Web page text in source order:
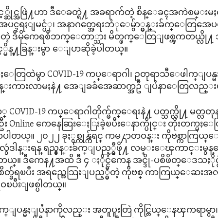
င့္ဆိုင္အဖြဲ႔ဟာ ဒီေခတ္ရဲ႔ အခရာက်တဲ့ စိန္ေခၚအကဲစမ္း
ၚရႈျမင္ပံု၊ အနာဂတ္အေရးဘံုေမွ်ာ္မွန္းခ်က္ေတြအေ
တဲ့ ဒီမိုကေရစီဘက္ေတာ္သား မိတ္ဖက္ေတြျဖစ္ၾကတယ္လို
မိန္႔ခြန္းမွာ ေျပာဆိုခဲ့ပါတယ္။
တြထဲမွာ COVID-19 ကပ္ေရာဂါ၊ ဥတုရာသီေဖါက္ျပန္မ
းကားလာမႈနဲ႔ အေျခခံအေဆာက္အဦ ျပႆနာေတြလည္းပ
19 ကပ္ေရာဂါတိုက္ဖ်က္ေရးနဲ႔ ပတ္သက္လို႔ မတ္လ
Online ကေနေဆြးေႏြးခဲ့ၿပီးေနာက္ပိုင္း တိုးတက္မႈ
တယ္။ ၂၀၂၂ ခုႏွစ္ကုန္က်ရင္ ကမ႓ာတဝန္း ကိုဗစ္ကာက
ဒါန္းရန္ ရည္မွန္းခ်က္ျပည့္မွီဖို႔ လမ္းေၾကာင္းမွ
ယ္။ ဒီကေန႔အထိ ဒီ ၄ ႏိုင္ငံကေန အင္ဒို-ပစိဖိတ္ေဒသႏို
ခ်ရၿပီး အရည္အေသြးျပည့္မွီတဲ့ ကိုဗစ္ ကာကြယ္ေဆး
ပီးျဖစ္ပါတယ္။
ပန္မႈျပႆနာကိုလည္း အတူပူးတြဲ ကိုင္တြယ္ေနၾကရာမွာ၊